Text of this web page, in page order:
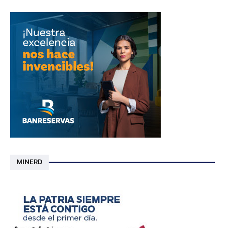
MINERD